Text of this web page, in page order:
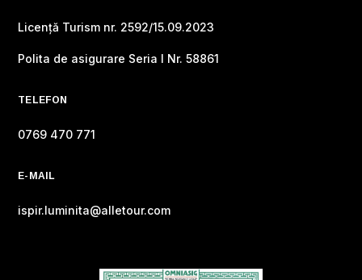
Licență Turism nr. 2592/15.09.2023
Polita de asigurare Seria I Nr. 58861
TELEFON
0769 470 771
E-MAIL
ispir.luminita@alletour.com